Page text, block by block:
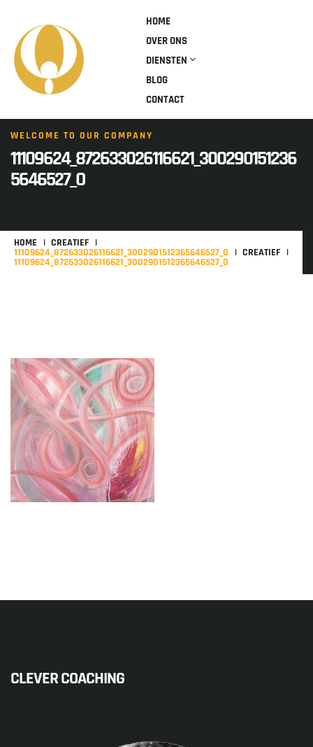
HOME
OVER ONS
DIENSTEN
BLOG
CONTACT
WELCOME TO OUR COMPANY
11109624_872633026116621_300290151236
5646527_O
HOME CREATIEF
11109624_872633026116621_3002901512365646527_O CREATIEF
11109624_872633026116621_3002901512365646527_O
CLEVER COACHING